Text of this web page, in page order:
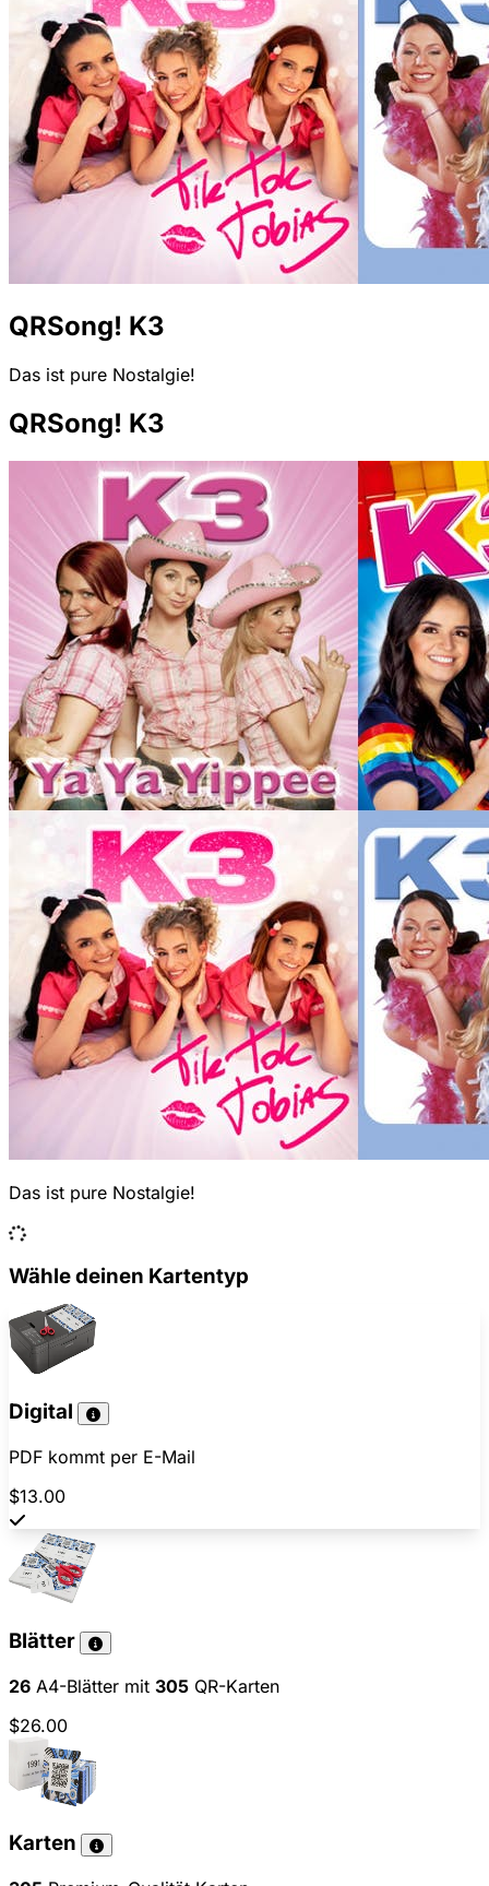
QRSong! K3
Das ist pure Nostalgie!
QRSong! K3
Das ist pure Nostalgie!
Wähle deinen Kartentyp
Digital
PDF kommt per E-Mail
$13.00
Blätter
26 A4-Blätter mit 305 QR-Karten
$26.00
Karten